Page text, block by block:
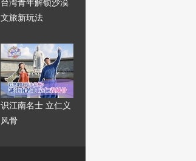
台湾青年解锁沙漠
文旅新玩法
识江南名士 立仁义
风骨